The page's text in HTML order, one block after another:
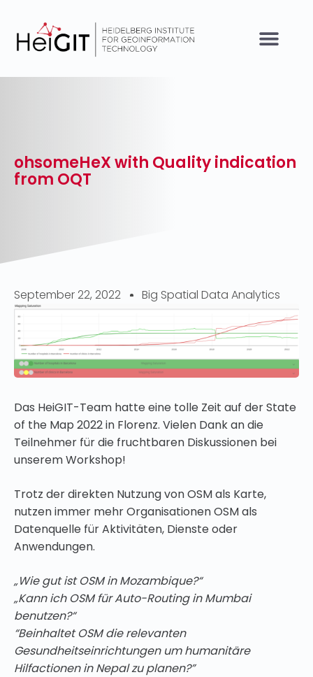
ohsomeHeX with Quality indication
from OQT
September 22, 2022 Big Spatial Data Analytics
Das HeiGIT-Team hatte eine tolle Zeit auf der State
of the Map 2022 in Florenz. Vielen Dank an die
Teilnehmer für die fruchtbaren Diskussionen bei
unserem Workshop!
Trotz der direkten Nutzung von OSM als Karte,
nutzen immer mehr Organisationen OSM als
Datenquelle für Aktivitäten, Dienste oder
Anwendungen.
„Wie gut ist OSM in Mozambique?“
„Kann ich OSM für Auto-Routing in Mumbai
benutzen?“
“Beinhaltet OSM die relevanten
Gesundheitseinrichtungen um humanitäre
Hilfactionen in Nepal zu planen?”